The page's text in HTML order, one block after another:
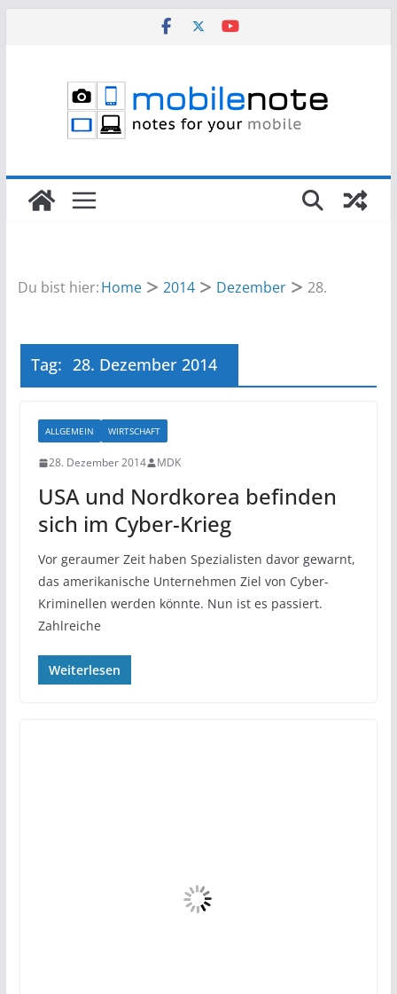
Du bist hier:Home 2014 Dezember 28.
Tag: 28. Dezember 2014
ALLGEMEIN WIRTSCHAFT
28. Dezember 2014 MDK
USA und Nordkorea befinden
sich im Cyber-Krieg
Vor geraumer Zeit haben Spezialisten davor gewarnt,
das amerikanische Unternehmen Ziel von Cyber-
Kriminellen werden könnte. Nun ist es passiert.
Zahlreiche
Weiterlesen